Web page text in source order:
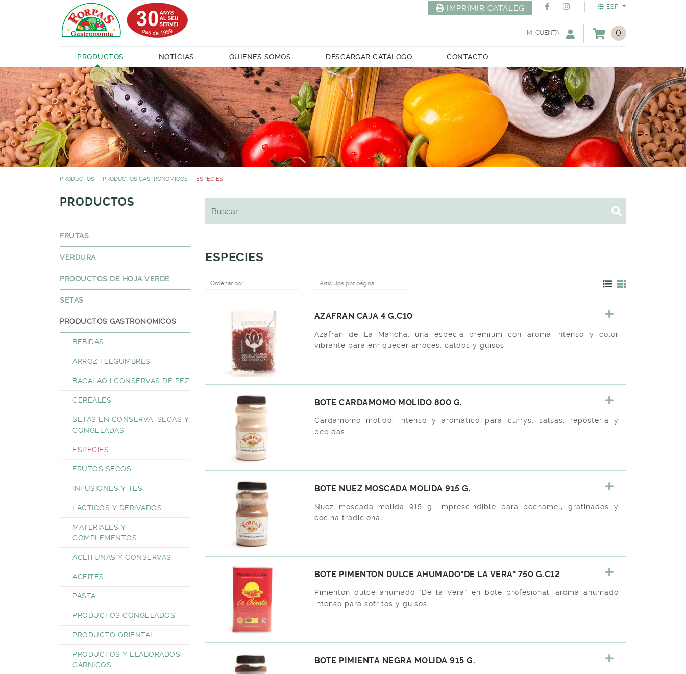
ESP
IMPRIMIR CATÀLEG
0
MI CUENTA
PRODUCTOS NOTÍCIAS QUIENES SOMOS DESCARGAR CATÁLOGO CONTACTO
PRODUCTOS PRODUCTOS GASTRONOMICOS ESPECIES
PRODUCTOS
FRUTAS
VERDURA
PRODUCTOS DE HOJA VERDE
SETAS
PRODUCTOS GASTRONOMICOS
BEBIDAS
ARROZ I LEGUMBRES
BACALAO I CONSERVAS DE PEZ
CEREALES
SETAS EN CONSERVA, SECAS Y
CONGELADAS
ESPECIES
FRUTOS SECOS
INFUSIONES Y TES
LACTICOS Y DERIVADOS
MATERIALES Y
COMPLEMENTOS
ACEITUNAS Y CONSERVAS
ACEITES
PASTA
PRODUCTOS CONGELADOS
PRODUCTO ORIENTAL
PRODUCTOS Y ELABORADOS
CARNICOS
ESPECIES
Ordenar por Artículos por página
AZAFRAN CAJA 4 G.C10
Azafrán de La Mancha, una especia premium con aroma intenso y color
vibrante para enriquecer arroces, caldos y guisos.
BOTE CARDAMOMO MOLIDO 800 G.
Cardamomo molido: intenso y aromático para currys, salsas, repostería y
bebidas.
BOTE NUEZ MOSCADA MOLIDA 915 G.
Nuez moscada molida 915 g: imprescindible para bechamel, gratinados y
cocina tradicional.
BOTE PIMENTON DULCE AHUMADO"DE LA VERA" 750 G.C12
Pimentón dulce ahumado “De la Vera” en bote profesional: aroma ahumado
intenso para sofritos y guisos.
BOTE PIMIENTA NEGRA MOLIDA 915 G.